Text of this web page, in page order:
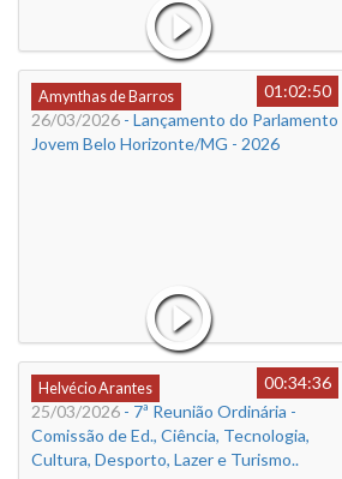
Amynthas de Barros
01:02:50
26/03/2026 - Lançamento do Parlamento
Jovem Belo Horizonte/MG - 2026
Helvécio Arantes
00:34:36
25/03/2026 - 7ª Reunião Ordinária -
Comissão de Ed., Ciência, Tecnologia,
Cultura, Desporto, Lazer e Turismo..